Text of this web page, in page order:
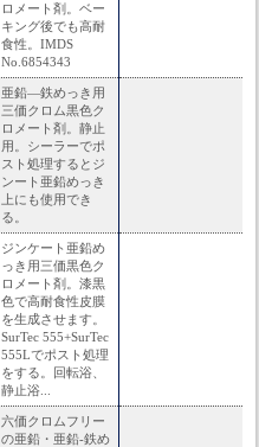
ロメート剤。ベー
キング後でも高耐
食性。IMDS
No.6854343
亜鉛―鉄めっき用
三価クロム黒色ク
ロメート剤。静止
用。シーラーでポ
スト処理するとジ
ンート亜鉛めっき
上にも使用でき
る。
ジンケート亜鉛め
っき用三価黒色ク
ロメート剤。漆黒
色で高耐食性皮膜
を生成させます。
SurTec 555+SurTec
555Lでポスト処理
をする。回転浴、
静止浴...
六価クロムフリー
の亜鉛・亜鉛-鉄め